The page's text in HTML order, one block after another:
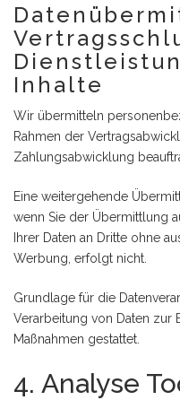
Inhalte
Wir übermitteln
Rahmen der
Zahlungsabwicklung
Eine weitergehende
wenn Sie der Übermittlung
Ihrer Daten an Dritte ohne
Werbung, erfolgt nicht.
Grundlage für die
Verarbeitung von Daten zur
Maßnahmen gestattet.
4. Analyse